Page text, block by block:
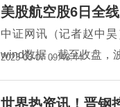
美股航空股6日全
中证网讯（记者赵中
wind数据，截至收盘，
2023-03-07 09:43:44
世界热资讯！晋钢